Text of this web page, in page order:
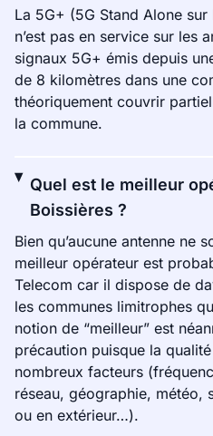
La 5G+ (5G Stand Alone
n’est pas en service sur les
signaux 5G+ émis depuis
de 8 kilomètres dans une
théoriquement couvrir
la commune.
Quel est le meilleur
Boissières ?
Bien qu’aucune antenne ne
meilleur opérateur est
Telecom car il dispose de
les communes limitrophes
notion de “meilleur” est
précaution puisque la
nombreux facteurs
réseau, géographie, météo,
ou en extérieur…).